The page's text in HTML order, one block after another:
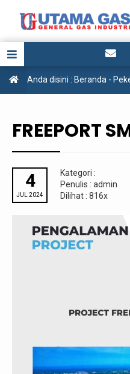
Anda disini : Beranda -
FREEPORT
4
JUL 2024
Kategori :
Penulis : admin
Dilihat : 816x